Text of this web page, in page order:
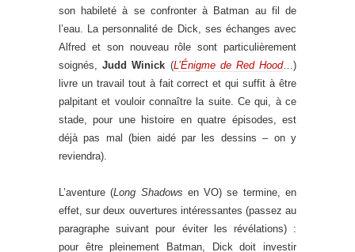
son habileté à se confronter à Batman au fil de
l’eau. La personnalité de Dick, ses échanges avec
Alfred et son nouveau rôle sont particulièrement
soignés,Judd Winick (L’Énigme de Red Hood…)
livre un travail tout à fait correct et qui suffit à être
palpitant et vouloir connaître la suite. Ce qui, à ce
stade, pour une histoire en quatre épisodes, est
déjà pas mal (bien aidé par les dessins – on y
reviendra).
L’aventure (Long Shadows en VO) se termine, en
effet, sur deux ouvertures intéressantes (passez au
paragraphe suivant pour éviter les révélations) :
pour être pleinement Batman, Dick doit investir